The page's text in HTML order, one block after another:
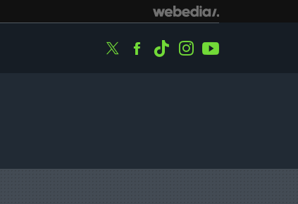
TwitterFacebook
TiktokInstagram